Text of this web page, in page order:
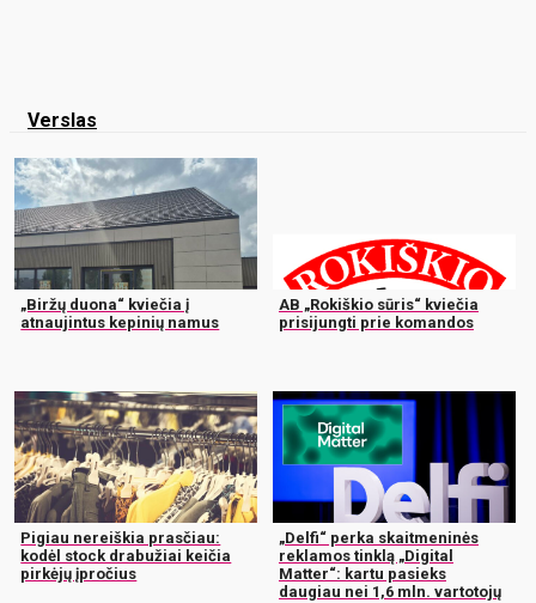
Verslas
„Biržų duona“ kviečia į
atnaujintus kepinių namus
AB „Rokiškio sūris“ kviečia
prisijungti prie komandos
Pigiau nereiškia prasčiau:
kodėl stock drabužiai keičia
pirkėjų įpročius
„Delfi“ perka skaitmeninės
reklamos tinklą „Digital
Matter“: kartu pasieks
daugiau nei 1,6 mln. vartotojų